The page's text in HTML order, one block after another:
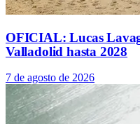
OFICIAL: Lucas
Valladolid hasta 2028
7 de agosto de 2026